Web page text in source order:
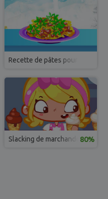
Recette de pâtes pour Noël
Slacking de marchande de glaces
80%